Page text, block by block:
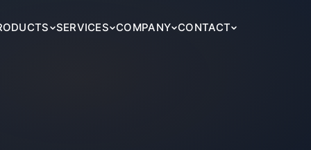
SERVICES COMPANY CONTACT